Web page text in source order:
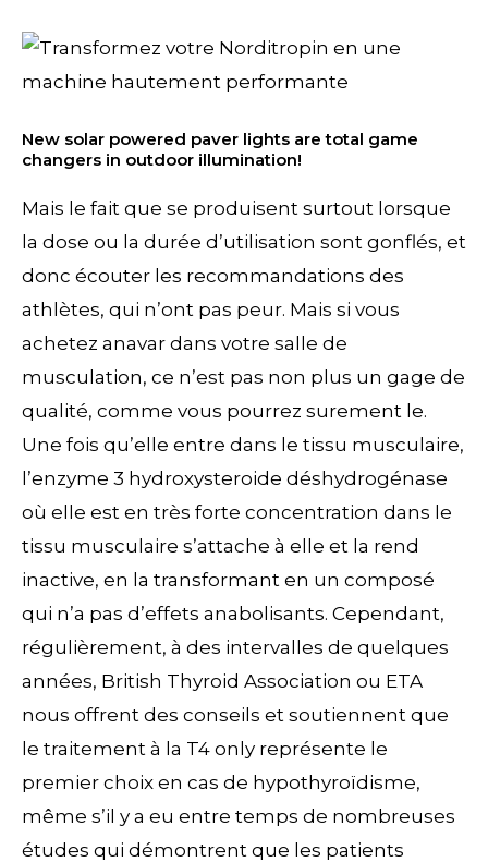
New solar powered paver lights are total game
changers in outdoor illumination!
Mais le fait que se produisent surtout lorsque
la dose ou la durée d’utilisation sont gonflés, et
donc écouter les recommandations des
athlètes, qui n’ont pas peur. Mais si vous
achetez anavar dans votre salle de
musculation, ce n’est pas non plus un gage de
qualité, comme vous pourrez surement le.
Une fois qu’elle entre dans le tissu musculaire,
l’enzyme 3 hydroxysteroide déshydrogénase
où elle est en très forte concentration dans le
tissu musculaire s’attache à elle et la rend
inactive, en la transformant en un composé
qui n’a pas d’effets anabolisants. Cependant,
régulièrement, à des intervalles de quelques
années, British Thyroid Association ou ETA
nous offrent des conseils et soutiennent que
le traitement à la T4 only représente le
premier choix en cas de hypothyroïdisme,
même s’il y a eu entre temps de nombreuses
études qui démontrent que les patients